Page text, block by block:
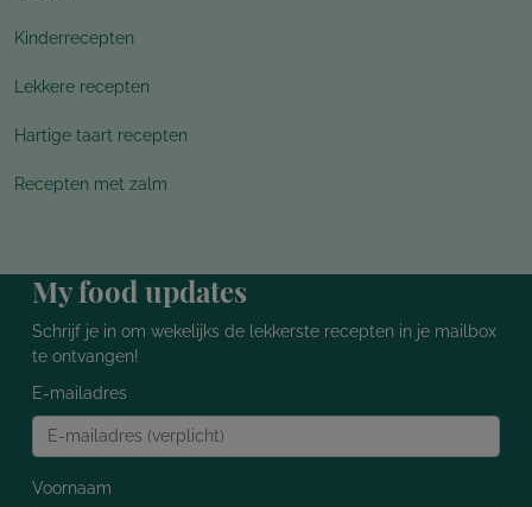
Kinderrecepten
Lekkere recepten
Hartige taart recepten
Recepten met zalm
My food updates
Schrijf je in om wekelijks de lekkerste recepten in je mailbox
te ontvangen!
E-mailadres
Voornaam